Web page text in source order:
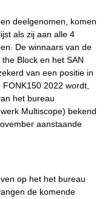
deelgenomen, komen
als zij aan alle 4
De winnaars van de
Block en het SAN
van een positie in
2022 wordt,
het bureau
Multiscope) bekend
aanstaande
op het het bureau
de komende